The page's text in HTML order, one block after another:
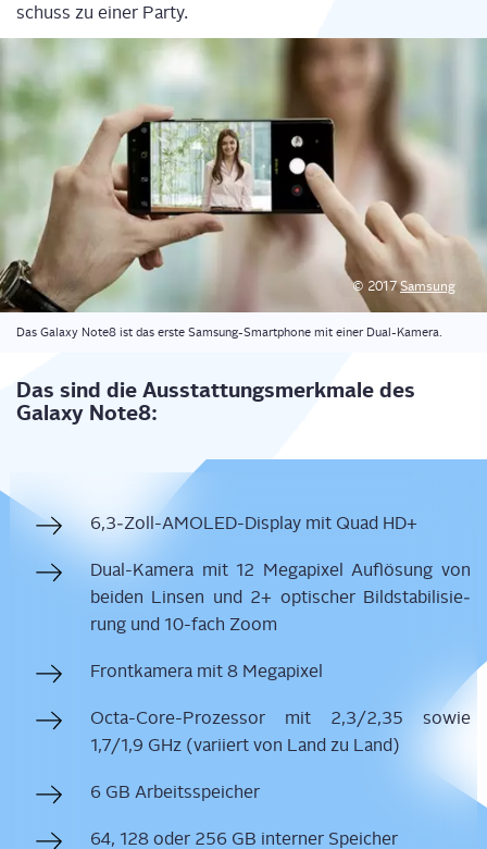
schuss zu einer Party.
© 2017Sam­sung
Das Gala­xy Note8 ist das ers­te Sam­sung-Smart­phone mit einer Dual-Kamera.
Das sind die Aus­stat­tungs­merk­ma­le des
Gala­xy Note8:
6,3‑Zoll-AMOLED-Display mit Quad HD+
Dual-Kame­ra mit 12 Mega­pi­xel Auf­lö­sung von
bei­den Lin­sen und 2+ opti­scher Bild­sta­bi­li­sie­
rung und 10-fach Zoom
Front­ka­me­ra mit 8 Megapixel
Octa-Core-Pro­zes­sor mit 2,3/2,35 sowie
1,7/1,9 GHz (vari­iert von Land zu Land)
6 GB Arbeitsspeicher
64, 128 oder 256 GB inter­ner Speicher